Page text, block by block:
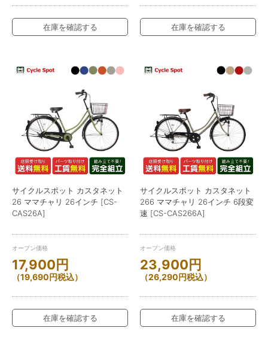
在庫を確認する 在庫を確認する
サイクルスポット カスタネット
26 ママチャリ 26インチ [CS-
CAS26A]
オープン価格
17,900円
（19,690円税込）
在庫を確認する
サイクルスポット カスタネット
266 ママチャリ 26インチ 6段変
速 [CS-CAS266A]
オープン価格
23,900円
（26,290円税込）
在庫を確認する